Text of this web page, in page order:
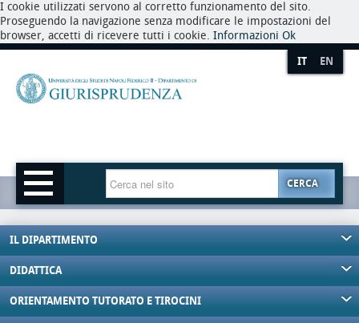
I cookie utilizzati servono al corretto funzionamento del sito.
Proseguendo la navigazione senza modificare le impostazioni del
browser, accetti di ricevere tutti i cookie. Informazioni Ok
IT EN
CERCA
IL DIPARTIMENTO
DIDATTICA
ORIENTAMENTO TUTORATO E TIROCINI